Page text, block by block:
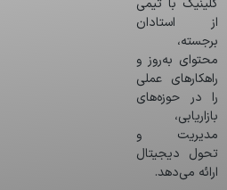
از استادان
برجسته،
محتوای به‌روز و
راهکارهای عملی
را در حوزه‌های
بازاریابی،
مدیریت و
تحول دیجیتال
ارائه می‌دهد.